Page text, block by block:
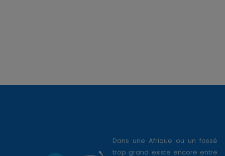
Dans une Afrique ou un fossé
trop grand existe encore entre